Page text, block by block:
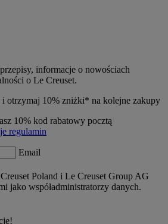
informacje o nowościach
o Le Creuset.
i otrzymaj 10% zniżki* na kolejne zakupy
10% kod rabatowy pocztą
regulamin
Email
Poland i Le Creuset Group AG
jako współadministratorzy danych.